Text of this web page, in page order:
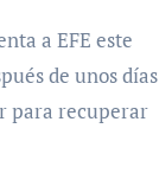
a EFE este
de unos días
para recuperar